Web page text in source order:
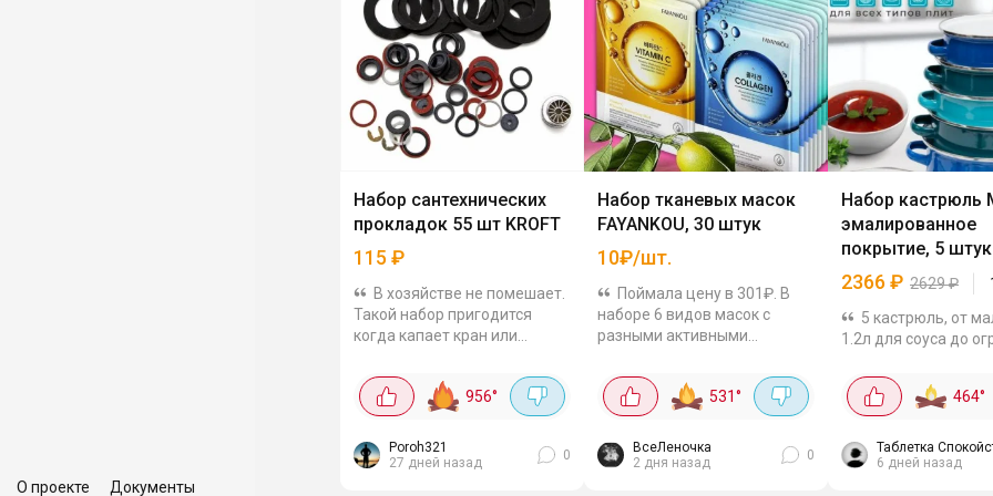
О проекте Документы
Набор сантехнических
прокладок 55 шт KROFT
115₽
В хозяйстве не помешает.
Такой набор пригодится
когда капает кран или
прокладок разных размеров:
резиновые кольца, пробки
кран-буксы, конусные...
956°
Poroh321
27 дней назад
0
Набор тканевых масок
FAYANKOU, 30 штук
10₽/шт.
Поймала цену в 301₽. В
наборе 6 видов масок с
разными активными
для любого типа кож - с
витамином С для тонуса и
сияния- с коллагеном для...
531°
ВсеЛеночка
2 дня назад
0
Набор кастрюль
эмалированное
покрытие, 5 штук
2366₽ 2629₽
5 кастрюль, от
1.2л для соуса до
Алюминий греет
вода закипает
яркие, в хранении...
464°
Таблетка
6 дней назад